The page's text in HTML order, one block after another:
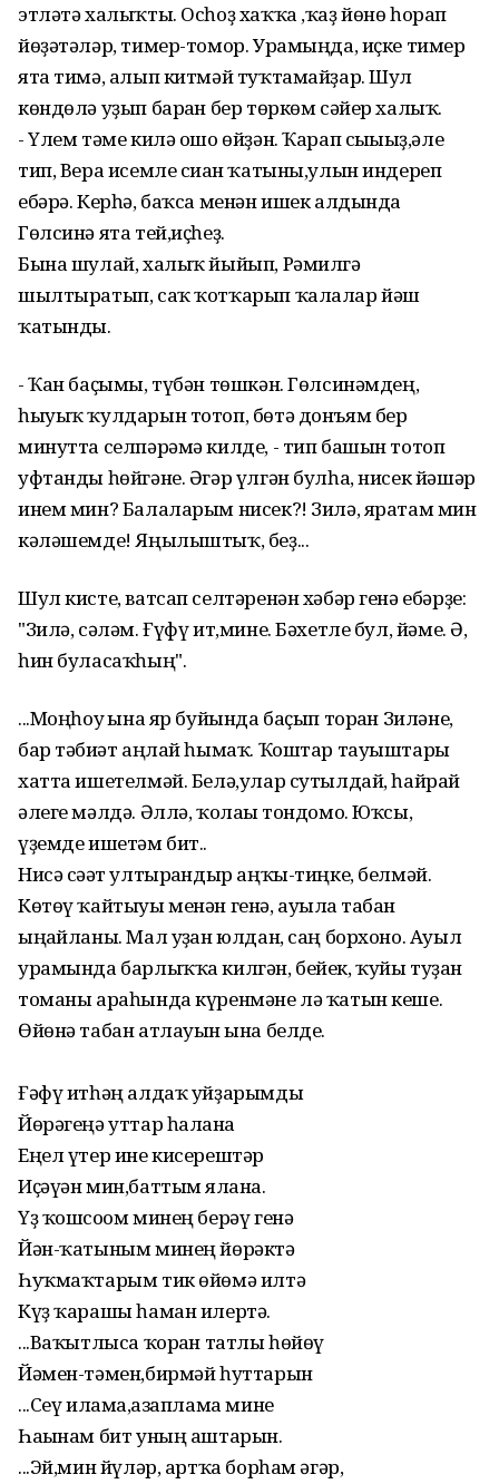
этләтә халыҡты. Осһоҙ хаҡҡа ,ҡаҙ йөнө һорап
йөҙәтәләр, тимер-томор. Урамыңда, иҫке тимер
ята тимә, алып китмәй туҡтамайҙар. Шул
көндөлә уҙып барған бер төркөм сәйер халыҡ.
- Үлем тәме килә ошо өйҙән. Ҡарап сығығыҙ,әле
тип, Вера исемле сиған ҡатыны,улын индереп
ебәрә. Керһә, баҡса менән ишек алдында
Гөлсинә ята тей,иҫһеҙ.
Бына шулай, халыҡ йыйып, Рәмилгә
шылтыратып, саҡ ҡотҡарып ҡалалар йәш
ҡатынды.
- Ҡан баҫымы, түбән төшкән. Гөлсинәмдең,
һыуыҡ ҡулдарын тотоп, бөтә донъям бер
минутта селпәрәмә килде, - тип башын тотоп
уфтанды һөйгәне. Әгәр үлгән булһа, нисек йәшәр
инем мин? Балаларым нисек?! Зилә, яратам мин
кәләшемде! Яңылыштыҡ, беҙ...
Шул кисте, ватсап селтәренән хәбәр генә ебәрҙе:
"Зилә, сәләм. Ғүфү ит,мине. Бәхетле бул, йәме. Ә,
һин буласаҡһың".
...Моңһоу ғына яр буйында баҫып торған Зиләне,
бар тәбиғәт аңлай һымаҡ. Ҡоштар тауыштары
хатта ишетелмәй. Белә,улар сутылдай, һайрай
әлеге мәлдә. Әллә, ҡолағы тондомо. Юҡсы,
үҙемде ишетәм бит..
Нисә сәғәт ултырғандыр аңҡы-тиңке, белмәй.
Көтөү ҡайтыуы менән генә, ауылға табан
ыңғайланы. Мал уҙған юлдан, саң борхоно. Ауыл
урамында барлыҡҡа килгән, бейек, ҡуйы туҙан
томаны араһында күренмәне лә ҡатын кеше.
Өйөнә табан атлауын ғына белде.
Ғәфү итһәң алдаҡ уйҙарымды
Йөрәгеңә уттар һалғанға
Еңел үтер ине кисерештәр
Иҫәүән мин,баттым ялғанға.
Үҙ ҡошсоғом минең берәү генә
Йән-ҡатыным минең йөрәктә
Һуҡмаҡтарым тик өйөмә илтә
Күҙ ҡарашы һаман илертә.
...Ваҡытлыса ҡорған татлы һөйөү
Йәмен-тәмен,бирмәй һуттарын
...Сеү илама,ғазаплама мине
Һағынам бит уның аштарын.
...Эй,мин йүләр, артҡа борһам әгәр,